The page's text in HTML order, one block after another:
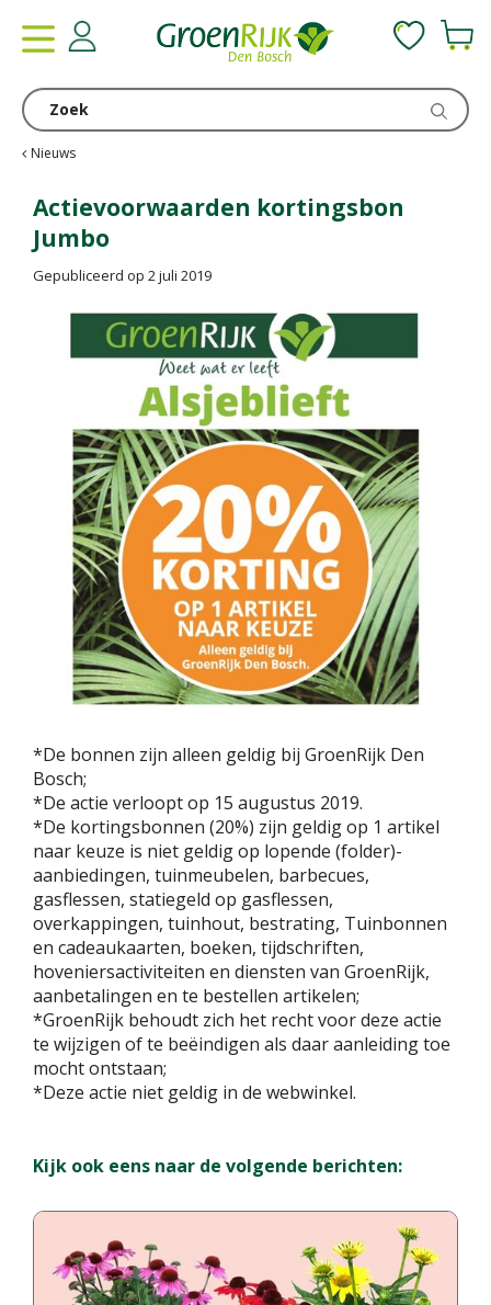
Nieuws
Actievoorwaarden kortingsbon
Jumbo
Gepubliceerd op 2 juli 2019
*De bonnen zijn alleen geldig bij GroenRijk Den
Bosch;
*De actie verloopt op 15 augustus 2019.
*De kortingsbonnen (20%) zijn geldig op 1 artikel
naar keuze is niet geldig op lopende (folder)-
aanbiedingen, tuinmeubelen, barbecues,
gasflessen, statiegeld op gasflessen,
overkappingen, tuinhout, bestrating, Tuinbonnen
en cadeaukaarten, boeken, tijdschriften,
hoveniersactiviteiten en diensten van GroenRijk,
aanbetalingen en te bestellen artikelen;
*GroenRijk behoudt zich het recht voor deze actie
te wijzigen of te beëindigen als daar aanleiding toe
mocht ontstaan;
*Deze actie niet geldig in de webwinkel.
Kijk ook eens naar de volgende berichten: